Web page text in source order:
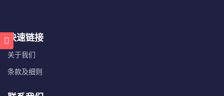
快速链接
关于我们
条款及细则